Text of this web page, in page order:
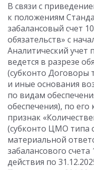
В связи с
к положениям
забалансовый счет
обязательств» с
Аналитический учет
ведется в разрезе
(субконто Договоры
и иные основания
по видам
обеспечения), по его
признак
(субконто ЦМО типа
материальной
забалансового
действия по